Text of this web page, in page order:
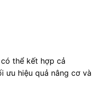
thể kết hợp cả
ưu hiệu quả nâng cơ và